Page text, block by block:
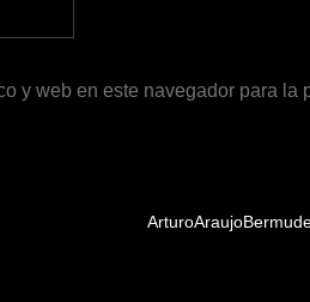
y web en este navegador para la